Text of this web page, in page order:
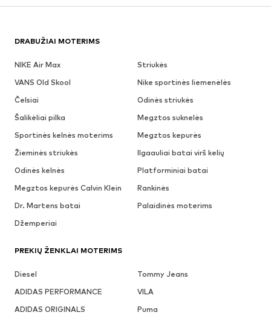
DRABUŽIAI MOTERIMS
NIKE Air Max
Striukės
VANS Old Skool
Nike sportinės liemenėlės
Čelsiai
Odinės striukės
Šalikėliai pilka
Megztos suknelės
Sportinės kelnės moterims
Megztos kepurės
Žieminės striukės
Ilgaauliai batai virš kelių
Odinės kelnės
Platforminiai batai
Megztos kepurės Calvin Klein
Rankinės
Dr. Martens batai
Palaidinės moterims
Džemperiai
PREKIŲ ŽENKLAI MOTERIMS
Diesel
Tommy Jeans
ADIDAS PERFORMANCE
VILA
ADIDAS ORIGINALS
Puma